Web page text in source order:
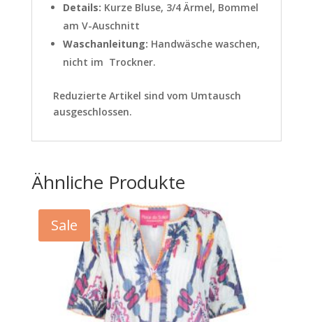
Details: Kurze Bluse, 3/4 Ärmel, Bommel
am V-Auschnitt
Waschanleitung: Handwäsche waschen,
nicht im Trockner.
Reduzierte Artikel sind vom Umtausch
ausgeschlossen.
Ähnliche Produkte
Sale